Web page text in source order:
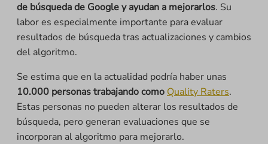
de búsqueda de Google y ayudan a mejorarlos. Su
labor es especialmente importante para evaluar
resultados de búsqueda tras actualizaciones y cambios
del algoritmo.
Se estima que en la actualidad podría haber unas
10.000 personas trabajando como Quality Raters.
Estas personas no pueden alterar los resultados de
búsqueda, pero generan evaluaciones que se
incorporan al algoritmo para mejorarlo.